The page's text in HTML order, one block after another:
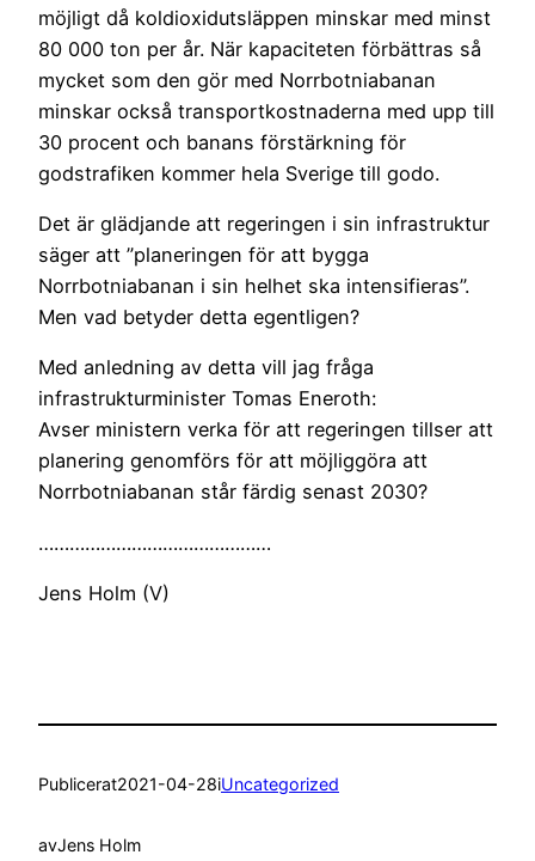
möjligt då koldioxidutsläppen minskar med minst
80 000 ton per år. När kapaciteten förbättras så
mycket som den gör med Norrbotniabanan
minskar också transportkostnaderna med upp till
30 procent och banans förstärkning för
godstrafiken kommer hela Sverige till godo.
Det är glädjande att regeringen i sin infrastruktur
säger att ”planeringen för att bygga
Norrbotniabanan i sin helhet ska intensifieras”.
Men vad betyder detta egentligen?
Med anledning av detta vill jag fråga
infrastrukturminister Tomas Eneroth:
Avser ministern verka för att regeringen tillser att
planering genomförs för att möjliggöra att
Norrbotniabanan står färdig senast 2030?
………………………………………
Jens Holm (V)
Publicerat2021-04-28iUncategorized
avJens Holm